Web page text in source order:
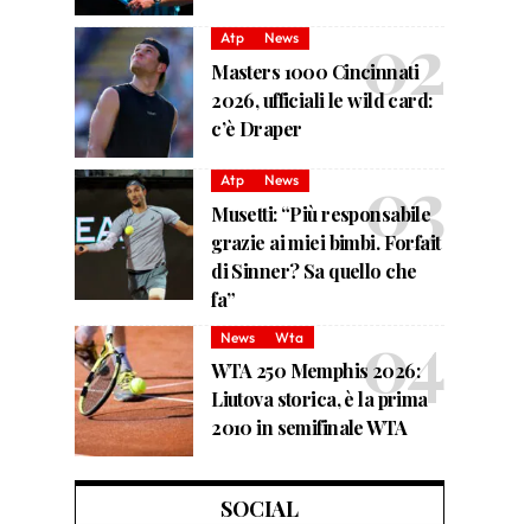
Atp News
Masters 1000 Cincinnati
2026, ufficiali le wild card:
c’è Draper
Atp News
Musetti: “Più responsabile
grazie ai miei bimbi. Forfait
di Sinner? Sa quello che
fa”
News Wta
WTA 250 Memphis 2026:
Liutova storica, è la prima
2010 in semifinale WTA
SOCIAL